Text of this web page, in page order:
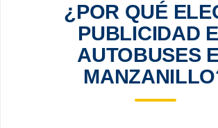
¿POR QUÉ
PUBLICIDAD
AUTOBUSES